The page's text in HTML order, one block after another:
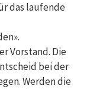
das laufende
Vorstand. Die
bei der
Werden die